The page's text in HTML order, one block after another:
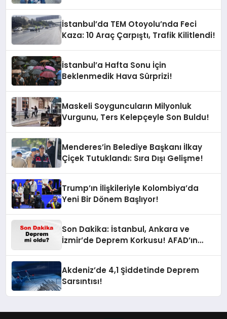
İstanbul’da TEM Otoyolu’nda Feci
Kaza: 10 Araç Çarpıştı, Trafik Kilitlendi!
İstanbul’a Hafta Sonu İçin
Beklenmedik Hava Sürprizi!
Maskeli Soyguncuların Milyonluk
Vurgunu, Ters Kelepçeyle Son Buldu!
Menderes’in Belediye Başkanı İlkay
Çiçek Tutuklandı: Sıra Dışı Gelişme!
Trump’ın İlişkileriyle Kolombiya’da
Yeni Bir Dönem Başlıyor!
Son Dakika: İstanbul, Ankara ve
İzmir’de Deprem Korkusu! AFAD’ın
Akdeniz’de 4,1 Şiddetinde Deprem
Sarsıntısı!